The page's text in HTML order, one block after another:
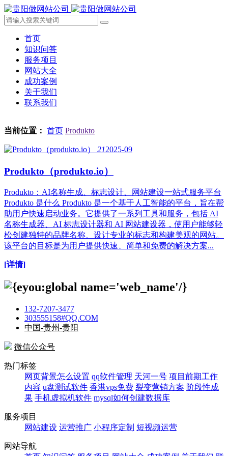
首页
知识问答
服务项目
网站大全
成功案例
关于我们
联系我们
当前位置： 首页 Produkto
212025-09
Produkto（produkto.io）
Produkto：AI名称生成、标志设计、网站建设一站式服务平台
Produkto 是什么 Produkto 是一个基于人工智能的平台，旨在帮
助用户快速启动业务。它提供了一系列工具和服务，包括 AI
名称生成器、AI 标志设计器和 AI 网站建设器，使用户能够轻
松创建独特的品牌名称、设计专业的标志和构建美观的网站。
该平台的目标是为用户提供快速、简单和免费的解决方案...
[详情]
132-7207-3477
303555158#QQ.COM
中国-贵州-贵阳
微信公众号
热门标签
网页背景怎么设置 qq软件管理 天河一号 项目前期工作
内容 u盘测试软件 香港vps免费 裂变营销方案 阶段性成
果 手机虚拟机软件 mysql如何创建数据库
服务项目
网站建设 运营推广 小程序定制 短视频运营
网站导航